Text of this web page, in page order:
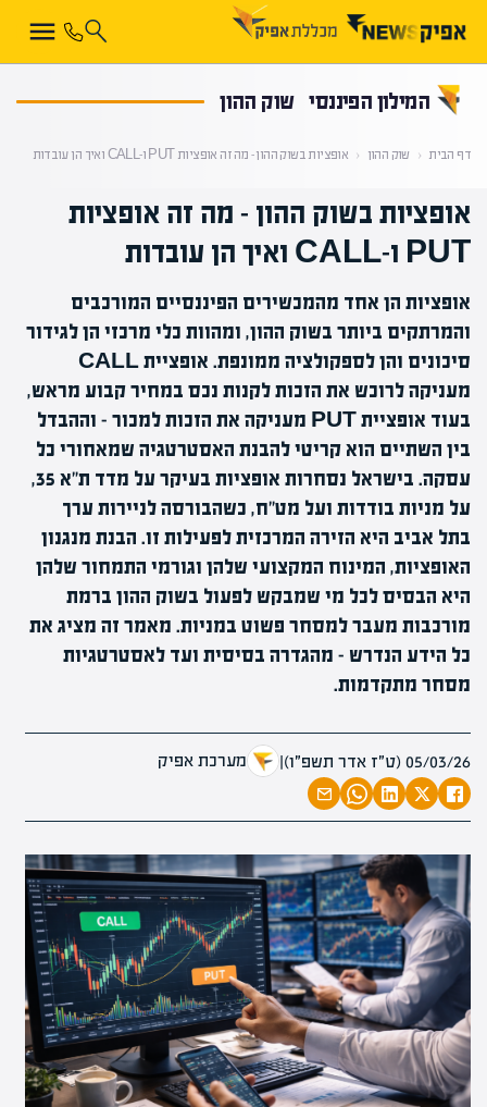
המילון הפיננסי שוק ההון
דף הבית ‹ שוק ההון ‹ אופציות בשוק ההון – מה זה אופציות PUT ו-CALL ואיך הן עובדות
אופציות בשוק ההון – מה זה אופציות
PUT ו-CALL ואיך הן עובדות
אופציות הן אחד מהמכשירים הפיננסיים המורכבים
והמרתקים ביותר בשוק ההון, ומהוות כלי מרכזי הן לגידור
סיכונים והן לספקולציה ממונפת. אופציית CALL
מעניקה לרוכש את הזכות לקנות נכס במחיר קבוע מראש,
בעוד אופציית PUT מעניקה את הזכות למכור – וההבדל
בין השתיים הוא קריטי להבנת האסטרטגיה שמאחורי כל
עסקה. בישראל נסחרות אופציות בעיקר על מדד ת"א 35,
על מניות בודדות ועל מט"ח, כשהבורסה לניירות ערך
בתל אביב היא הזירה המרכזית לפעילות זו. הבנת מנגנון
האופציות, המינוח המקצועי שלהן וגורמי התמחור שלהן
היא הבסיס לכל מי שמבקש לפעול בשוק ההון ברמת
מורכבות מעבר למסחר פשוט במניות. מאמר זה מציג את
כל הידע הנדרש – מהגדרה בסיסית ועד לאסטרטגיות
מסחר מתקדמות.
05/03/26 (ט״ז אדר תשפ״ו) | מערכת אפיק